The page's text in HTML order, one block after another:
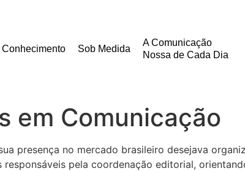
Conhecimento Sob Medida
A Comunicação
Nossa de Cada Dia
em Comunicação
presença no mercado brasileiro desejava
pela coordenação editorial,